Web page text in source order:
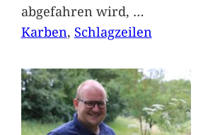
abgefahren wird, …
Karben, Schlagzeilen